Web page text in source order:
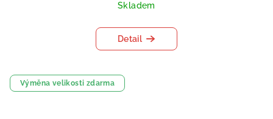
Skladem
Detail
Výměna velikosti zdarma